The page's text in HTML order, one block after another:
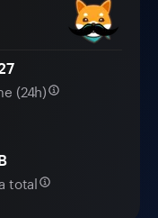
(24h)
total